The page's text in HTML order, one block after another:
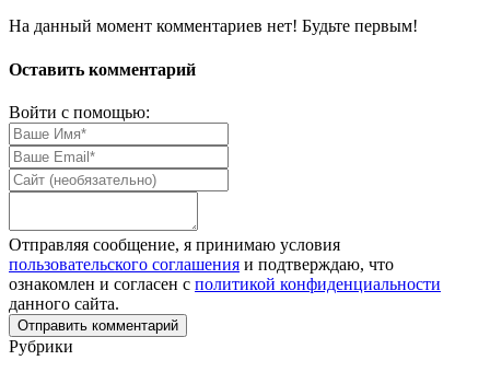
На данный момент комментариев нет! Будьте первым!
Оставить комментарий
Войти с помощью:
Отправляя сообщение, я принимаю условия
пользовательского соглашения и подтверждаю, что
ознакомлен и согласен с политикой конфиденциальности
данного сайта.
Рубрики